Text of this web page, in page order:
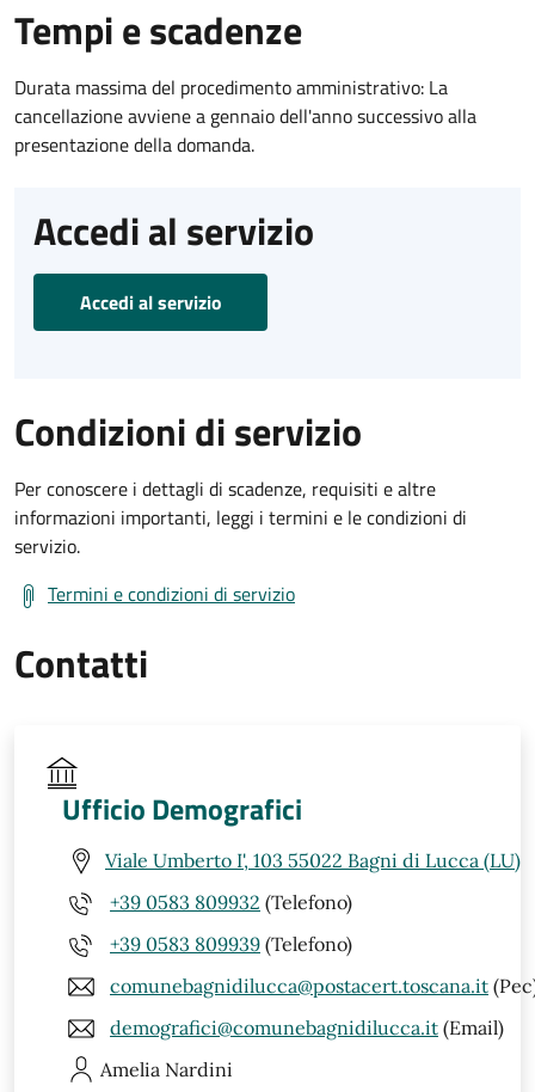
Tempi e scadenze
Durata massima del procedimento amministrativo: La
cancellazione avviene a gennaio dell'anno successivo alla
presentazione della domanda.
Accedi al servizio
Accedi al servizio
Condizioni di servizio
Per conoscere i dettagli di scadenze, requisiti e altre
informazioni importanti, leggi i termini e le condizioni di
servizio.
Termini e condizioni di servizio
Contatti
Ufficio Demografici
Viale Umberto I', 103 55022 Bagni di Lucca (LU)
+39 0583 809932 (Telefono)
+39 0583 809939 (Telefono)
comunebagnidilucca@postacert.toscana.it
demografici@comunebagnidilucca.it (Email)
Amelia Nardini